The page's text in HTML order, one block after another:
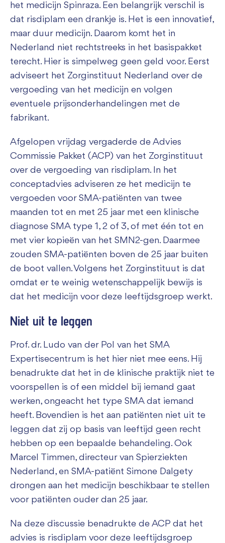
het medicijn Spinraza. Een belangrijk verschil is
dat risdiplam een drankje is. Het is een innovatief,
maar duur medicijn. Daarom komt het in
Nederland niet rechtstreeks in het basispakket
terecht. Hier is simpelweg geen geld voor. Eerst
adviseert het Zorginstituut Nederland over de
vergoeding van het medicijn en volgen
eventuele prijsonderhandelingen met de
fabrikant.
Afgelopen vrijdag vergaderde de Advies
Commissie Pakket (ACP) van het Zorginstituut
over de vergoeding van risdiplam. In het
conceptadvies adviseren ze het medicijn te
vergoeden voor SMA-patiënten van twee
maanden tot en met 25 jaar met een klinische
diagnose SMA type 1, 2 of 3, of met één tot en
met vier kopieën van het SMN2-gen. Daarmee
zouden SMA-patiënten boven de 25 jaar buiten
de boot vallen. Volgens het Zorginstituut is dat
omdat er te weinig wetenschappelijk bewijs is
dat het medicijn voor deze leeftijdsgroep werkt.
Niet uit te leggen
Prof. dr. Ludo van der Pol van het SMA
Expertisecentrum is het hier niet mee eens. Hij
benadrukte dat het in de klinische praktijk niet te
voorspellen is of een middel bij iemand gaat
werken, ongeacht het type SMA dat iemand
heeft. Bovendien is het aan patiënten niet uit te
leggen dat zij op basis van leeftijd geen recht
hebben op een bepaalde behandeling. Ook
Marcel Timmen, directeur van Spierziekten
Nederland, en SMA-patiënt Simone Dalgety
drongen aan het medicijn beschikbaar te stellen
voor patiënten ouder dan 25 jaar.
Na deze discussie benadrukte de ACP dat het
advies is risdiplam voor deze leeftijdsgroep